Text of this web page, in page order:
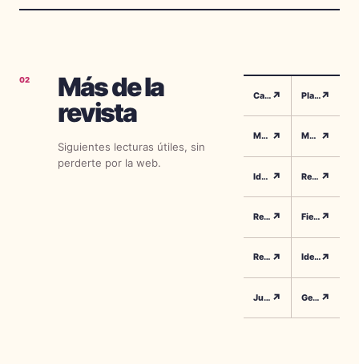
Y estás a punto
02
Más de la
revista
Siguientes lecturas útiles, sin
perderte por la web.
Canciones Gender Reveal ↗ Playlist Revelacion Genero↗
Musica Fiesta Bebe ↗ Momento Revelacion ↗
Ideas Celebracion ↗ Revelacion Halloween ↗
Revelacion De Otono ↗ Fiesta Octubre ↗
Revelacion Con Calabaza ↗ Ideas De Temporada↗
Juegos Imprimibles ↗ Gender Reveal Games ↗